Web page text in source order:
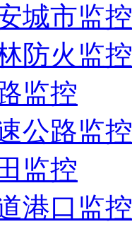
城市监控
防火监控
监控
公路监控
监控
港口监控